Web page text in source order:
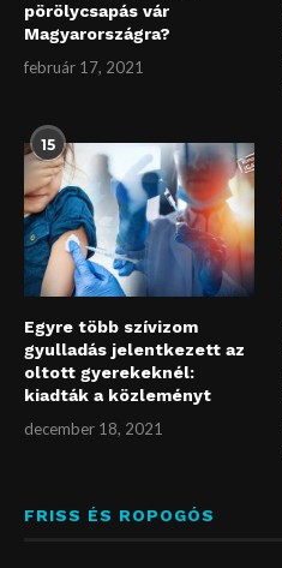
pörölycsapás vár
Magyarországra?
február 17, 2021
15
Egyre több szívizom
gyulladás jelentkezett az
oltott gyerekeknél:
kiadták a közleményt
december 18, 2021
FRISS ÉS ROPOGÓS